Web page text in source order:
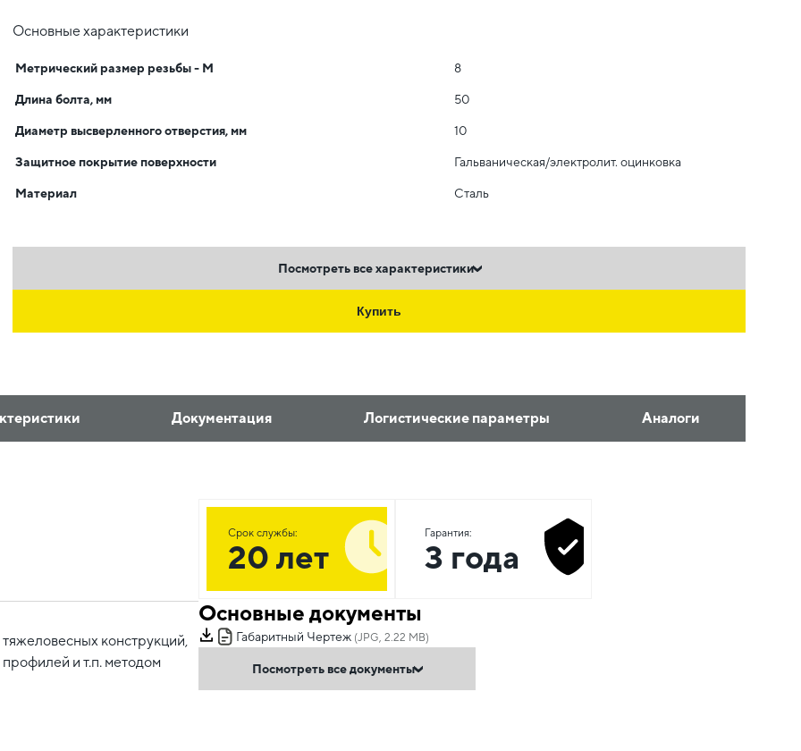
Основные характеристики
Метрический размер резьбы - М 8
Длина болта, мм 50
Диаметр высверленного отверстия, мм 10
Защитное покрытие поверхности Гальваническая/электролит. оцинковка
Материал Сталь
Посмотреть все характеристики
Купить
Документация Логистические параметры Аналоги
конструкций,
и т.п. методом
Срок службы:
20 лет
Гарантия:
3 года
Основные документы
Габаритный Чертеж (JPG, 2.22 MB)
Посмотреть все документы